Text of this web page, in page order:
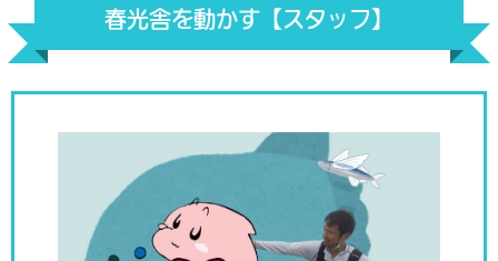
春光舎を動かす【スタッフ】